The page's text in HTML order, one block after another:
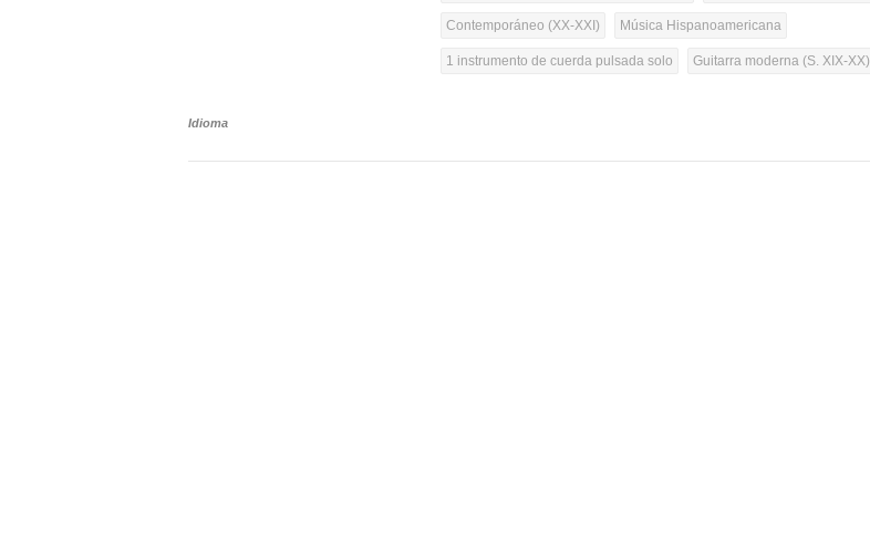
Contemporáneo (XX-XXI) Música Hispanoamericana
1 instrumento de cuerda pulsada solo Guitarra moderna (S. XIX-XX)
Idioma